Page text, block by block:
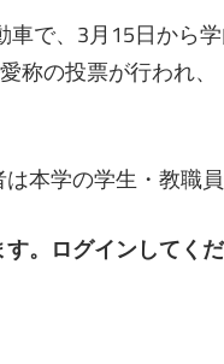
で、3月15日から
の投票が行われ、
本学の学生・教職員
。ログインしてく